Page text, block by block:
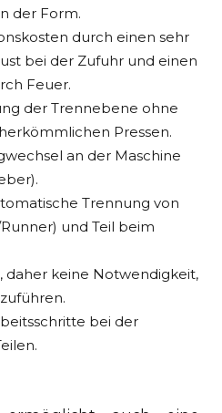
der Form.
durch einen sehr
bei der Zufuhr und einen
Feuer.
der Trennebene ohne
Pressen.
an der Maschine
Trennung von
und Teil beim
daher keine Notwendigkeit,
bei der